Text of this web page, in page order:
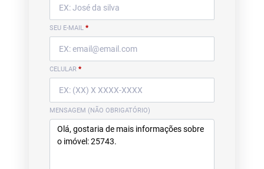
SEU E-MAIL *
CELULAR *
MENSAGEM (NÃO OBRIGATÓRIO)